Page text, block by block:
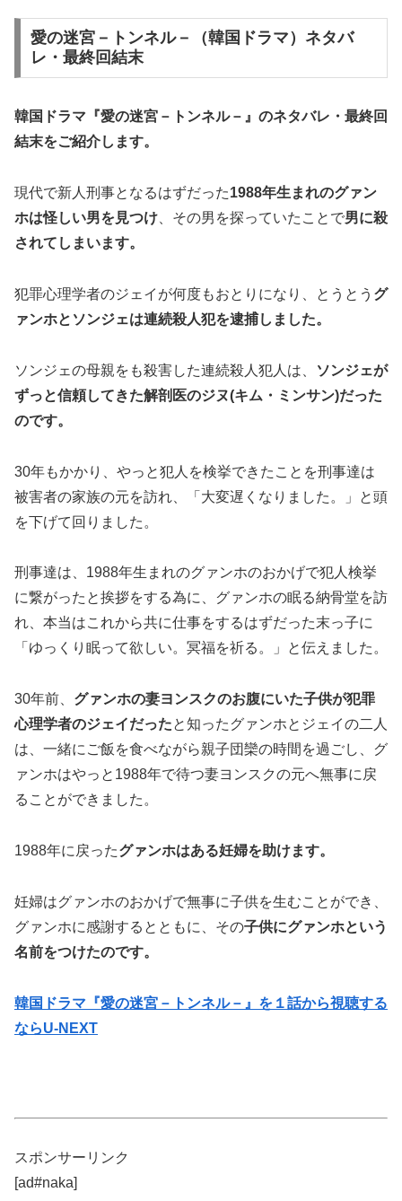
愛の迷宮－トンネル－（韓国ドラマ）ネタバ
レ・最終回結末
韓国ドラマ『愛の迷宮－トンネル－』のネタバレ・最終回
結末をご紹介します。
現代で新人刑事となるはずだった1988年生まれのグァン
ホは怪しい男を見つけ 、その男を探っていたことで男に殺
されてしまいます。
犯罪心理学者のジェイが何度もおとりになり、とうとう グ
ァンホとソンジェは連続殺人犯を逮捕しました。
ソンジェの母親をも殺害した連続殺人犯人は、
ソンジェが
ずっと信頼してきた解剖医のジヌ(キム・ミンサン)だった
のです。
30年もかかり、やっと犯人を検挙できたことを刑事達は
被害者の家族の元を訪れ、「大変遅くなりました。」と頭
を下げて回りました。
刑事達は、1988年生まれのグァンホのおかげで犯人検挙
に繋がったと挨拶をする為に、グァンホの眠る納骨堂を訪
れ、本当はこれから共に仕事をするはずだった末っ子に
「ゆっくり眠って欲しい。冥福を祈る。」と伝えました。
30年前、 グァンホの妻ヨンスクのお腹にいた子供が犯罪
心理学者のジェイだったと知ったグァンホとジェイの二人
は、一緒にご飯を食べながら親子団欒の時間を過ごし、グ
ァンホはやっと1988年で待つ妻ヨンスクの元へ無事に戻
ることができました。
1988年に戻ったグァンホはある妊婦を助けます。
妊婦はグァンホのおかげで無事に子供を生むことができ、
グァンホに感謝するとともに、その子供にグァンホという
名前をつけたのです。
韓国ドラマ『愛の迷宮－トンネル－』を１話から視聴する
ならU-NEXT
スポンサーリンク
[ad#naka]